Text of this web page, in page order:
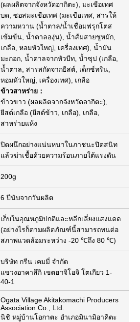
(ผลผลิตจากจังหวัดอากิตะ), มะเขือเทศ
บด, ซอสมะเขือเทศ (มะเขือเทศ, สารให้
ความหวาน (น้ำตาล/น้ำเชื่อมฟรุกโตส
เข้มข้น, น้ำตาลองุ่น), น้ำส้มสายชูหมัก,
เกลือ, หอมหัวใหญ่, เครื่องเทศ), น้ำมัน
มะกอก, น้ำตาลจากหัวบีท, น้ำซุป (เกลือ,
น้ำตาล, สารสกัดจากยีสต์, เด็กซ์ทริน,
หอมหัวใหญ่, เครื่องเทศ), เกลือ
ข้าวสาหร่าย：
ข้าวขาว (ผลผลิตจากจังหวัดอากิตะ),
ยีสต์เกลือ (ยีสต์ข้าว, เกลือ), เกลือ,
สาหร่ายแห้ง
ปิดผนึกอย่างแน่นหนาในภาชนะปิดสนิท
แล้วฆ่าเชื้อด้วยความร้อนภายใต้แรงดัน
200g
6 ปีนับจากวันผลิต
เก็บในอุณหภูมิปกติและหลีกเลี่ยงแสงแดด
(อย่างไรก็ตามผลิตภัณฑ์นี้สามารถทนต่อ
สภาพแวดล้อมระหว่าง -20 ℃ถึง 80 ℃)
บริษัท กรีน เคมมี่ จำกัด
แขวงอาคาสึกิ เขตฮาจิโอจิ โตเกียว 1-
40-1
Ogata Village Akitakomachi Producers
Association Co., Ltd.
นิชิ หมู่บ้านโอกาตะ อำเภอมินามิอาคิตะ